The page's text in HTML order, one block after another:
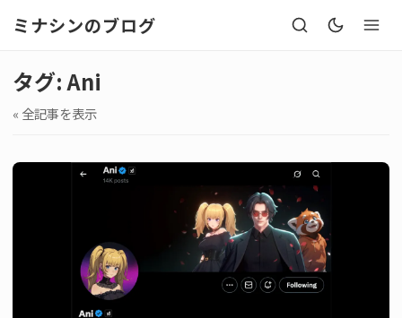
ミナシンのブログ
タグ: Ani
« 全記事を表示